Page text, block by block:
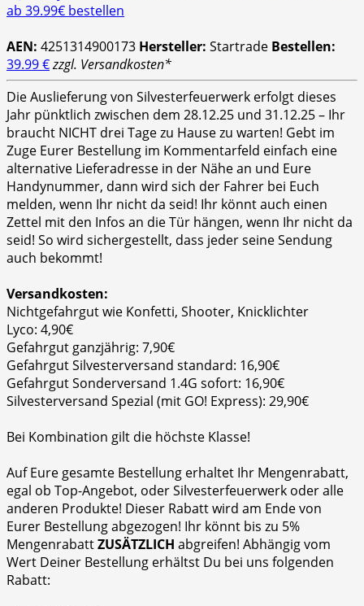
AEN: 4251314900173 Hersteller: Startrade Bestellen:
39.99 €zzgl. Versandkosten*
Die Auslieferung von Silvesterfeuerwerk erfolgt dieses
Jahr pünktlich zwischen dem 28.12.25 und 31.12.25 – Ihr
braucht NICHT drei Tage zu Hause zu warten! Gebt im
Zuge Eurer Bestellung im Kommentarfeld einfach eine
alternative Lieferadresse in der Nähe an und Eure
Handynummer, dann wird sich der Fahrer bei Euch
melden, wenn Ihr nicht da seid! Ihr könnt auch einen
Zettel mit den Infos an die Tür hängen, wenn Ihr nicht da
seid! So wird sichergestellt, dass jeder seine Sendung
auch bekommt!
Versandkosten:
Nichtgefahrgut wie Konfetti, Shooter, Knicklichter
Lyco: 4,90€
Gefahrgut ganzjährig: 7,90€
Gefahrgut Silvesterversand standard: 16,90€
Gefahrgut Sonderversand 1.4G sofort: 16,90€
Silvesterversand Spezial (mit GO! Express): 29,90€
Bei Kombination gilt die höchste Klasse!
Auf Eure gesamte Bestellung erhaltet Ihr Mengenrabatt,
egal ob Top-Angebot, oder Silvesterfeuerwerk oder alle
anderen Produkte! Dieser Rabatt wird am Ende von
Eurer Bestellung abgezogen! Ihr könnt bis zu 5%
MengenrabattZUSÄTZLICH abgreifen! Abhängig vom
Wert Deiner Bestellung erhältst Du bei uns folgenden
Rabatt: